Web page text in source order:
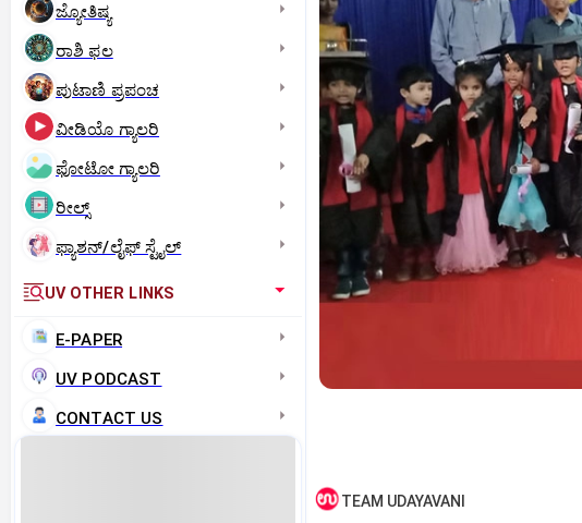
ಜ್ಯೋತಿಷ್ಯ
ರಾಶಿ ಫಲ
ಪುಟಾಣಿ ಪ್ರಪಂಚ
ವೀಡಿಯೊ ಗ್ಯಾಲರಿ
ಫೋಟೋ ಗ್ಯಾಲರಿ
ರೀಲ್ಸ್
ಫ್ಯಾಶನ್/ಲೈಫ್‌ ಸ್ಟೈಲ್
UV OTHER LINKS
E-PAPER
UV PODCAST
CONTACT US
TEAM UDAYAVANI